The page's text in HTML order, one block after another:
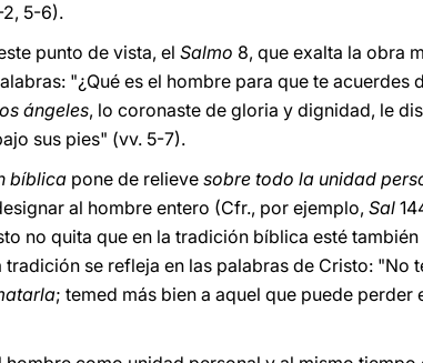
2, 5-6).
punto de vista, el Salmo 8, que exalta la obra
"¿Qué es el hombre para que te acuerdes
ángeles, lo coronaste de gloria y dignidad, le
sus pies" (vv. 5-7).
bíblica pone de relieve sobre todo la unidad
al hombre entero (Cfr., por ejemplo, Sal
no quita que en la tradición bíblica esté
tradición se refleja en las palabras de Cristo: "No
; temed más bien a aquel que puede perder